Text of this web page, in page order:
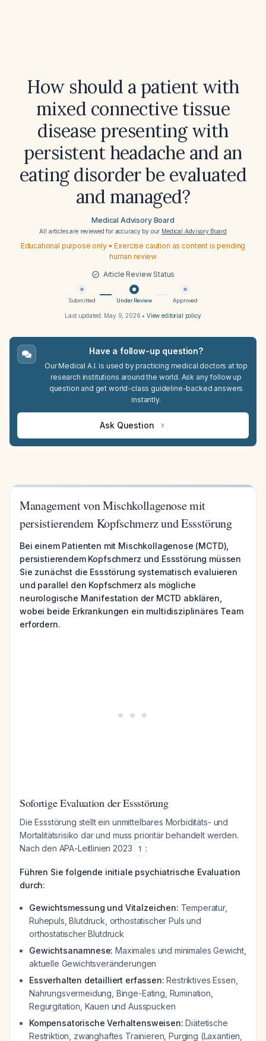
How should a patient with
mixed connective tissue
disease presenting with
persistent headache and an
eating disorder be evaluated
and managed?
Medical Advisory Board
All articles are reviewed for accuracy by our Medical Advisory Board
Educational purpose only • Exercise caution as content is pending
human review
Article Review Status
Submitted Under Review Approved
Last updated: May 9, 2026 • View editorial policy
Have a follow-up question?
Our Medical A.I. is used by practicing medical doctors at top
research institutions around the world. Ask any follow up
question and get world-class guideline-backed answers
instantly.
Ask Question
Management von Mischkollagenose mit
persistierendem Kopfschmerz und Essstörung
Bei einem Patienten mit Mischkollagenose (MCTD),
persistierendem Kopfschmerz und Essstörung müssen
Sie zunächst die Essstörung systematisch evaluieren
und parallel den Kopfschmerz als mögliche
neurologische Manifestation der MCTD abklären,
wobei beide Erkrankungen ein multidisziplinäres Team
erfordern.
Sofortige Evaluation der Essstörung
Die Essstörung stellt ein unmittelbares Morbiditäts- und
Mortalitätsrisiko dar und muss prioritär behandelt werden.
Nach den APA-Leitlinien 2023
1 :
Führen Sie folgende initiale psychiatrische Evaluation
durch:
Gewichtsmessung und Vitalzeichen: Temperatur,
Ruhepuls, Blutdruck, orthostatischer Puls und
orthostatischer Blutdruck
Gewichtsanamnese: Maximales und minimales Gewicht,
aktuelle Gewichtsveränderungen
Essverhalten detailliert erfassen: Restriktives Essen,
Nahrungsvermeidung, Binge-Eating, Rumination,
Regurgitation, Kauen und Ausspucken
Kompensatorische Verhaltensweisen: Diätetische
Restriktion, zwanghaftes Trainieren, Purging (Laxantien,